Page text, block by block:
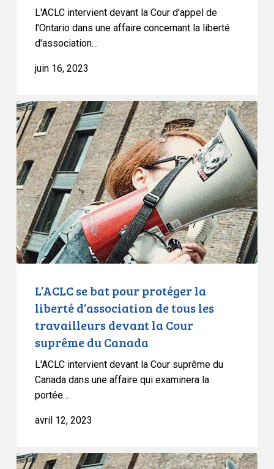
l’appel
en
Ontario
L'ACLC intervient devant la Cour d'appel de
l'Ontario dans une affaire concernant la liberté
d'association…
juin 16, 2023
L’ACLC
se
bat
pour
protéger
la
liberté
d’association
de
tous
les
devant
suprême
Canada
L’ACLC se bat pour protéger la
liberté d’association de tous les
travailleurs devant la Cour
suprême du Canada
L'ACLC intervient devant la Cour suprême du
Canada dans une affaire qui examinera la
portée…
avril 12, 2023
L’ACLC